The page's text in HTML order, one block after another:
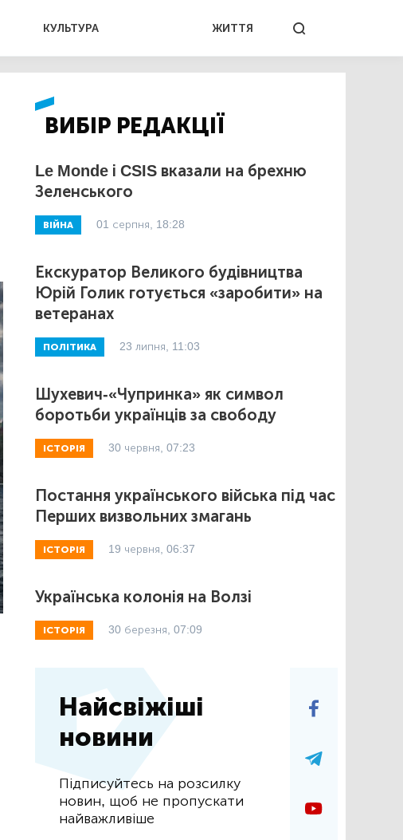
КУЛЬТУРА ЖИТТЯ
ВИБІР РЕДАКЦІЇ
Le Monde і CSIS вказали на брехню
Зеленського
ВІЙНА 01 серпня, 18:28
Екскуратор Великого будівництва
Юрій Голик готується «заробити» на
ветеранах
ПОЛІТИКА 23 липня, 11:03
Шухевич-«Чупринка» як символ
боротьби українців за свободу
ІСТОРІЯ 30 червня, 07:23
Постання українського війська під час
Перших визвольних змагань
ІСТОРІЯ 19 червня, 06:37
Українська колонія на Волзі
ІСТОРІЯ 30 березня, 07:09
Найсвіжіші
новини
Підписуйтесь на розсилку
новин, щоб не пропускати
найважливіше